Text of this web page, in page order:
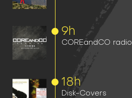
9h
COREandCO radio
18h
Disk-Covers